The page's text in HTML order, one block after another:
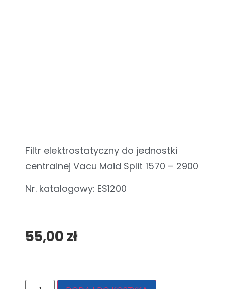
Filtr elektrostatyczny do jednostki
centralnej Vacu Maid Split 1570 – 2900
Nr. katalogowy: ES1200
55,00 zł